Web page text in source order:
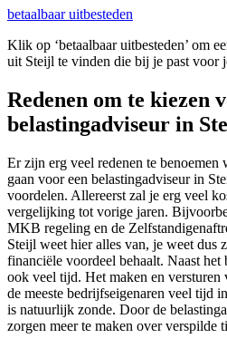
betaalbaar uitbesteden
Klik op ‘betaalbaar uitbesteden’ om
uit Steijl te vinden die bij je past voor
Redenen om te kiezen
belastingadviseur in
Er zijn erg veel redenen te
gaan voor een belastingadviseur in
voordelen. Allereerst zal je erg veel
vergelijking tot vorige jaren.
MKB regeling en de
Steijl weet hier alles van, je weet dus
financiële voordeel behaalt. Naast het
ook veel tijd. Het maken en versturen
de meeste bedrijfseigenaren veel tijd
is natuurlijk zonde. Door de
zorgen meer te maken over verspilde